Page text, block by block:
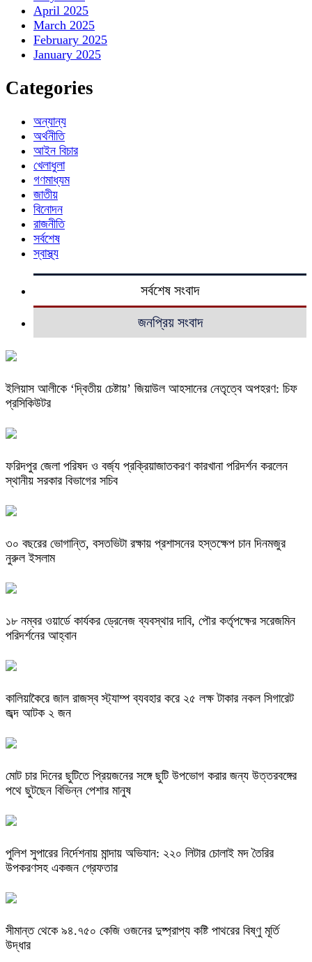
April 2025
March 2025
February 2025
January 2025
Categories
অন্যান্য
অর্থনীতি
আইন বিচার
খেলাধুলা
গণমাধ্যম
জাতীয়
বিনোদন
রাজনীতি
সর্বশেষ
স্বাস্থ্য
সর্বশেষ সংবাদ
জনপ্রিয় সংবাদ
ইলিয়াস আলীকে ‘দ্বিতীয় চেষ্টায়’ জিয়াউল আহসানের নেতৃত্বে অপহরণ: চিফ
প্রসিকিউটর
ফরিদপুর জেলা পরিষদ ও বর্জ্য প্রক্রিয়াজাতকরণ কারখানা পরিদর্শন করলেন
স্থানীয় সরকার বিভাগের সচিব
৩০ বছরের ভোগান্তি, বসতভিটা রক্ষায় প্রশাসনের হস্তক্ষেপ চান দিনমজুর
নুরুল ইসলাম
১৮ নম্বর ওয়ার্ডে কার্যকর ড্রেনেজ ব্যবস্থার দাবি, পৌর কর্তৃপক্ষের সরেজমিন
পরিদর্শনের আহ্বান
কালিয়াকৈরে জাল রাজস্ব স্ট্যাম্প ব্যবহার করে ২৫ লক্ষ টাকার নকল সিগারেট
জব্দ আটক ২ জন
মোট চার দিনের ছুটিতে প্রিয়জনের সঙ্গে ছুটি উপভোগ করার জন্য উত্তরবঙ্গের
পথে ছুটছেন বিভিন্ন পেশার মানুষ
পুলিশ সুপারের নির্দেশনায় মান্দায় অভিযান: ২২০ লিটার চোলাই মদ তৈরির
উপকরণসহ একজন গ্রেফতার
সীমান্ত থেকে ৯৪.৭৫০ কেজি ওজনের দুষ্প্রাপ্য কষ্টি পাথরের বিষ্ণু মূর্তি
উদ্ধার